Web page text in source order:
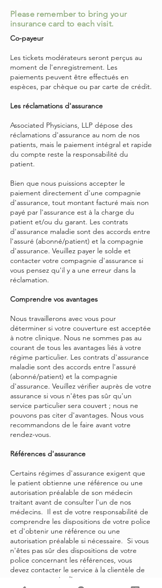
Please remember to bring your
insurance card to each visit.
Co-payeur
Les tickets modérateurs seront perçus au
moment de l'enregistrement. Les
paiements peuvent être effectués en
espèces, par chèque ou par carte de crédit.
Les réclamations d'assurance
Associated Physicians, LLP dépose des
réclamations d'assurance au nom de nos
patients, mais le paiement intégral et rapide
du compte reste la responsabilité du
patient.
Bien que nous puissions accepter le
paiement directement d'une compagnie
d'assurance, tout montant facturé mais non
payé par l'assurance est à la charge du
patient et/ou du garant. Les contrats
d'assurance maladie sont des accords entre
l'assuré (abonné/patient) et la compagnie
d'assurance. Veuillez payer le solde et
contacter votre compagnie d'assurance si
vous pensez qu'il y a une erreur dans la
réclamation.
Comprendre vos avantages
Nous travaillerons avec vous pour
déterminer si votre couverture est acceptée
à notre clinique. Nous ne sommes pas au
courant de tous les avantages liés à votre
régime particulier. Les contrats d'assurance
maladie sont des accords entre l'assuré
(abonné/patient) et la compagnie
d'assurance. Veuillez vérifier auprès de votre
assurance si vous n'êtes pas sûr qu'un
service particulier sera couvert ; nous ne
pouvons pas citer d'avantages. Nous vous
recommandons de le faire avant votre
rendez-vous.
Références d'assurance
Certains régimes d'assurance exigent que
le patient obtienne une référence ou une
autorisation préalable de son médecin
traitant avant de consulter l'un de nos
médecins. Il est de votre responsabilité de
comprendre les dispositions de votre police
et d'obtenir une référence ou une
autorisation préalable si nécessaire. Si vous
n'êtes pas sûr des dispositions de votre
police concernant les références, vous
devez contacter le service à la clientèle de
votre compagnie d'assurance.